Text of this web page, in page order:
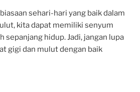
sehari-hari yang baik dalam
kita dapat memiliki senyum
sepanjang hidup. Jadi, jangan lupa
gigi dan mulut dengan baik